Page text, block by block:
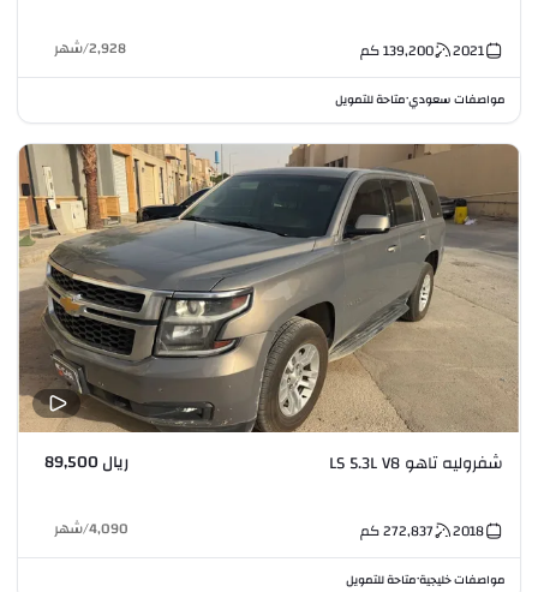
2021
139,200كم 2,928
/شهر
مواصفات سعودي•متاحة للتمويل
شفروليه تاهو LS 5.3L V8 ريال 89,500
2018
272,837كم 4,090
/شهر
مواصفات خليجية•متاحة للتمويل